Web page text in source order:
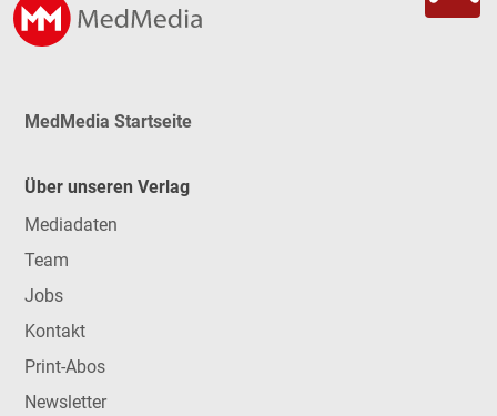
MedMedia Startseite
Über unseren Verlag
Mediadaten
Team
Jobs
Kontakt
Print-Abos
Newsletter